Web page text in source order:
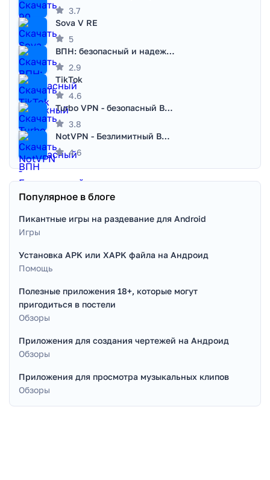
3.7
Sova V RE
5
ВПН: безопасный и надежный VPN
2.9
TikTok
4.6
Turbo VPN - безопасный ВПН
3.8
NotVPN - Безлимитный ВПН | VPN
4.6
Популярное в блоге
Пикантные игры на раздевание для Android
Игры
Установка APK или XAPK файла на Андроид
Помощь
Полезные приложения 18+, которые могут
пригодиться в постели
Обзоры
Приложения для создания чертежей на Андроид
Обзоры
Приложения для просмотра музыкальных клипов
Обзоры